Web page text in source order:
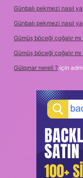
Günbalı pekmezi nasıl
Günbalı pekmezi nasıl
Gümüş böceği çoğalır mı
Gümüş böceği çoğalır mı
Gülpınar nereli ? için